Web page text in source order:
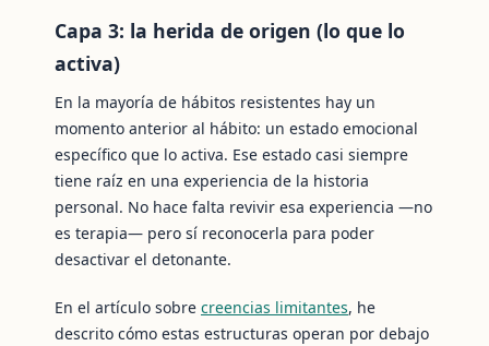
Capa 3: la herida de origen (lo que lo
activa)
En la mayoría de hábitos resistentes hay un
momento anterior al hábito: un estado emocional
específico que lo activa. Ese estado casi siempre
tiene raíz en una experiencia de la historia
personal. No hace falta revivir esa experiencia —no
es terapia— pero sí reconocerla para poder
desactivar el detonante.
En el artículo sobre creencias limitantes, he
descrito cómo estas estructuras operan por debajo